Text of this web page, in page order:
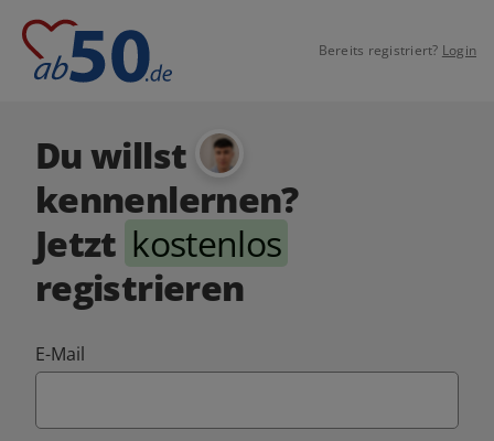
Bereits registriert? Login
Du willst
kennenlernen?
Jetzt kostenlos
registrieren
E-Mail